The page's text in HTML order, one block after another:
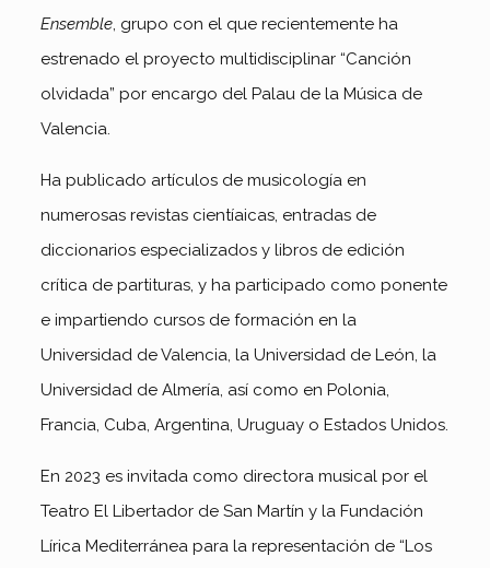
Ensemble, grupo con el que recientemente ha
estrenado el proyecto multidisciplinar “Canción
olvidada” por encargo del Palau de la Música de
Valencia.
Ha publicado artículos de musicología en
numerosas revistas cientíaicas, entradas de
diccionarios especializados y libros de edición
crítica de partituras, y ha participado como ponente
e impartiendo cursos de formación en la
Universidad de Valencia, la Universidad de León, la
Universidad de Almería, así como en Polonia,
Francia, Cuba, Argentina, Uruguay o Estados Unidos.
En 2023 es invitada como directora musical por el
Teatro El Libertador de San Martín y la Fundación
Lírica Mediterránea para la representación de “Los